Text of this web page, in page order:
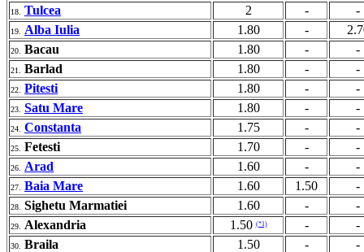
18. Tulcea 2 - -
19. Alba Iulia 1.80 -
20. Bacau 1.80 - -
21. Barlad 1.80 - -
22. Pitesti 1.80 - -
23. Satu Mare 1.80 - -
24. Constanta 1.75 - -
25. Fetesti 1.70 - -
26. Arad 1.60 - -
27. Baia Mare 1.60 1.50 -
28. Sighetu Marmatiei 1.60 - -
29. Alexandria 1.50(*1) - -
30. Braila 1.50 - -